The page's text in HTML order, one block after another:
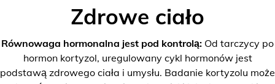
Zdrowe ciało
Równowaga hormonalna jest pod kontrolą: Od tarczycy po
hormon kortyzol, uregulowany cykl hormonów jest
podstawą zdrowego ciała i umysłu. Badanie kortyzolu może